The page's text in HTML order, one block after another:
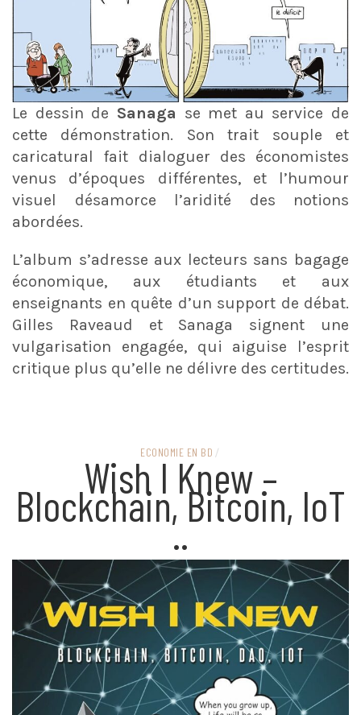
Le dessin de Sanaga se met au service de
cette démonstration. Son trait souple et
caricatural fait dialoguer des économistes
venus d’époques différentes, et l’humour
visuel désamorce l’aridité des notions
abordées.
L’album s’adresse aux lecteurs sans bagage
économique, aux étudiants et aux
enseignants en quête d’un support de débat.
Gilles Raveaud et Sanaga signent une
vulgarisation engagée, qui aiguise l’esprit
critique plus qu’elle ne délivre des certitudes.
ECONOMIE EN BD /
Wish I Knew –
Blockchain, Bitcoin, IoT
..